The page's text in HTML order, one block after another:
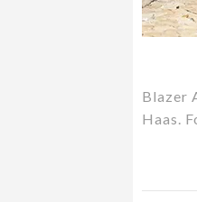
Blazer
Haas.